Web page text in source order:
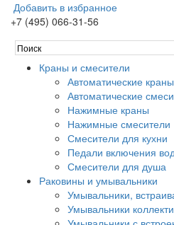
Добавить в избранное
+7 (495) 066-31-56
Краны и смесители
Автоматические краны
Автоматические
Нажимные краны
Нажимные смесители
Смесители для кухни
Педали включения
Смесители для душа
Раковины и умывальники
Умывальники,
Умывальники